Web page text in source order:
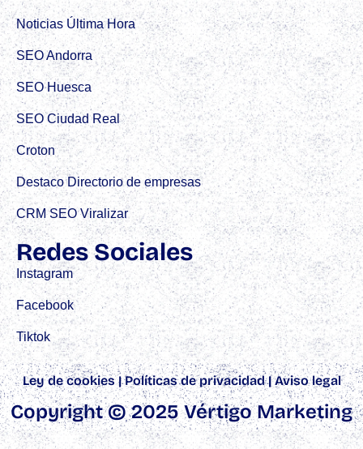
Noticias Última Hora
SEO Andorra
SEO Huesca
SEO Ciudad Real
Croton
Destaco Directorio de empresas
CRM SEO Viralizar
Redes Sociales
Instagram
Facebook
Tiktok
Ley de cookies |Políticas de privacidad|Aviso legal
Copyright © 2025 Vértigo Marketing